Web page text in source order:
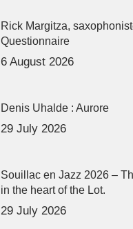
Rick Margitza,
Questionnaire
6 August 2026
Denis Uhalde : Aurore
29 July 2026
Souillac en Jazz 2026 –
in the heart of the Lot.
29 July 2026